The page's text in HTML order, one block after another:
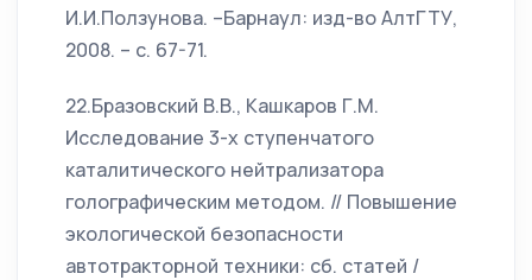
И.И.Ползунова. –Барнаул: изд-во АлтГТУ,
2008. – с. 67-71.
22.Бразовский В.В., Кашкаров Г.М.
Исследование 3-х ступенчатого
каталитического нейтрализатора
голографическим методом. // Повышение
экологической безопасности
автотракторной техники: сб. статей /